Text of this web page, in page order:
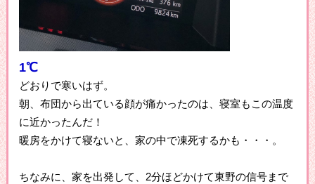
1℃
どおりで寒いはず。
朝、布団から出ている顔が痛かったのは、寝室もこの温度
に近かったんだ！
暖房をかけて寝ないと、家の中で凍死するかも・・・。
ちなみに、家を出発して、2分ほどかけて東野の信号まで